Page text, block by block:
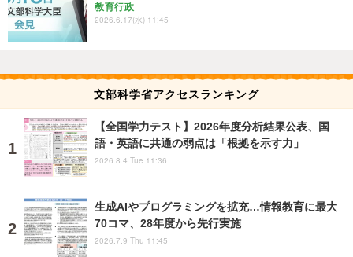
教育行政
2026.6.17(水) 11:45
文部科学省アクセスランキング
【全国学力テスト】2026年度分析結果公表、国
語・英語に共通の弱点は「根拠を示す力」
2026.8.4 Tue 11:36
生成AIやプログラミングを拡充…情報教育に最大
70コマ、28年度から先行実施
2026.7.9 Thu 11:45